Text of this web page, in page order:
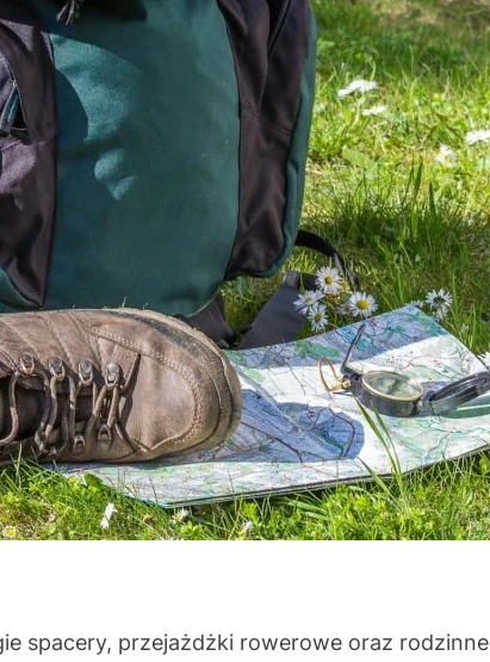
spacery, przejażdżki rowerowe oraz rodzinne